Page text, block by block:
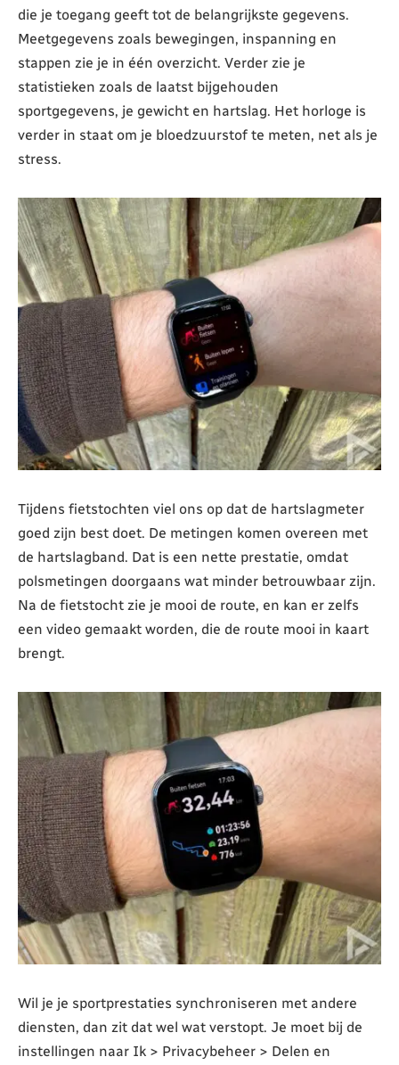
die je toegang geeft tot de belangrijkste gegevens.
Meetgegevens zoals bewegingen, inspanning en
stappen zie je in één overzicht. Verder zie je
statistieken zoals de laatst bijgehouden
sportgegevens, je gewicht en hartslag. Het horloge is
verder in staat om je bloedzuurstof te meten, net als je
stress.
Tijdens fietstochten viel ons op dat de hartslagmeter
goed zijn best doet. De metingen komen overeen met
de hartslagband. Dat is een nette prestatie, omdat
polsmetingen doorgaans wat minder betrouwbaar zijn.
Na de fietstocht zie je mooi de route, en kan er zelfs
een video gemaakt worden, die de route mooi in kaart
brengt.
Wil je je sportprestaties synchroniseren met andere
diensten, dan zit dat wel wat verstopt. Je moet bij de
instellingen naar Ik > Privacybeheer > Delen en